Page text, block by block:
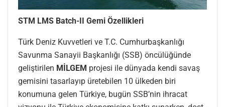
STM LMS Batch-II Gemi Özellikleri
Türk Deniz Kuvvetleri ve T.C. Cumhurbaşkanlığı
Savunma Sanayii Başkanlığı (SSB) öncülüğünde
geliştirilen MİLGEM projesi ile dünyada kendi savaş
gemisini tasarlayıp üretebilen 10 ülkeden biri
konumuna gelen Türkiye, bugün SSB’nin ihracat